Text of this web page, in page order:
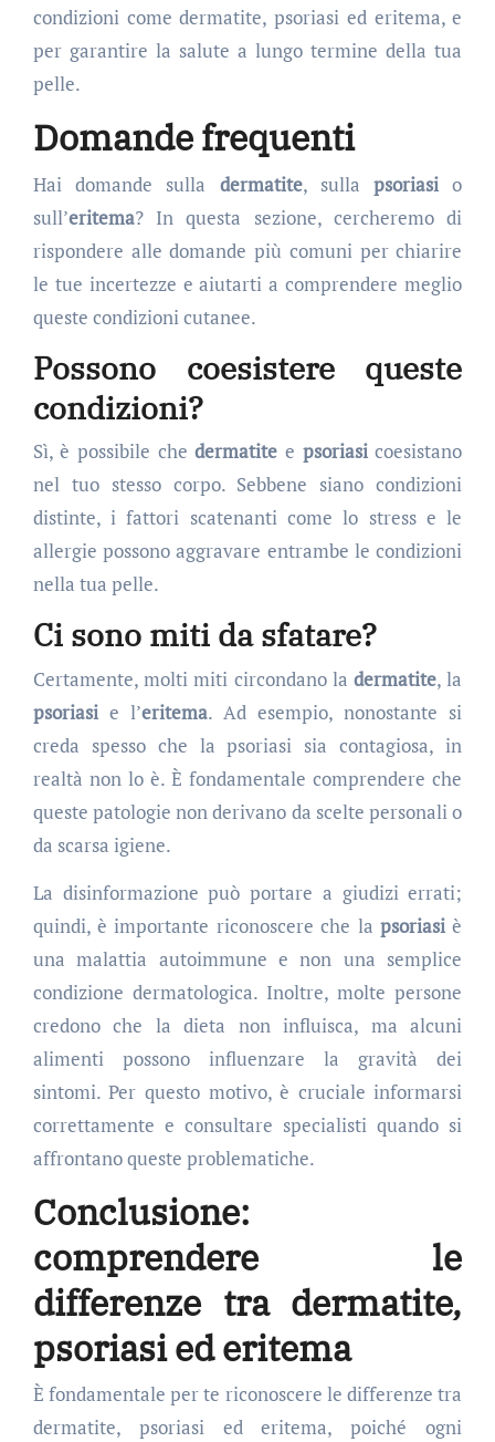
condizioni come dermatite, psoriasi ed eritema, e
per garantire la salute a lungo termine della tua
pelle.
Domande frequenti
Hai domande sulla dermatite, sulla psoriasi o
sull’eritema? In questa sezione, cercheremo di
rispondere alle domande più comuni per chiarire
le tue incertezze e aiutarti a comprendere meglio
queste condizioni cutanee.
Possono coesistere queste
condizioni?
Sì, è possibile chedermatite e psoriasicoesistano
nel tuo stesso corpo. Sebbene siano condizioni
distinte, i fattori scatenanti come lo stress e le
allergie possono aggravare entrambe le condizioni
nella tua pelle.
Ci sono miti da sfatare?
Certamente, molti miti circondano la dermatite, la
psoriasie l’eritema. Ad esempio, nonostante si
creda spesso che la psoriasi sia contagiosa, in
realtà non lo è. È fondamentale comprendere che
queste patologie non derivano da scelte personali o
da scarsa igiene.
La disinformazione può portare a giudizi errati;
quindi, è importante riconoscere che la psoriasiè
una malattia autoimmune e non una semplice
condizione dermatologica. Inoltre, molte persone
credono che la dieta non influisca, ma alcuni
alimenti possono influenzare la gravità dei
sintomi. Per questo motivo, è cruciale informarsi
correttamente e consultare specialisti quando si
affrontano queste problematiche.
Conclusione:
comprendere le
differenze tra dermatite,
psoriasi ed eritema
È fondamentale per te riconoscere le differenze tra
dermatite, psoriasi ed eritema, poiché ogni